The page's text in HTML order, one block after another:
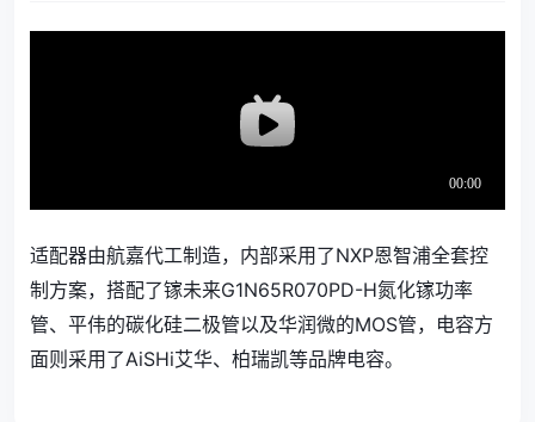
适配器由航嘉代工制造，内部采用了NXP恩智浦全套控
制方案，搭配了镓未来G1N65R070PD-H氮化镓功率
管、平伟的碳化硅二极管以及华润微的MOS管，电容方
面则采用了AiSHi艾华、柏瑞凯等品牌电容。